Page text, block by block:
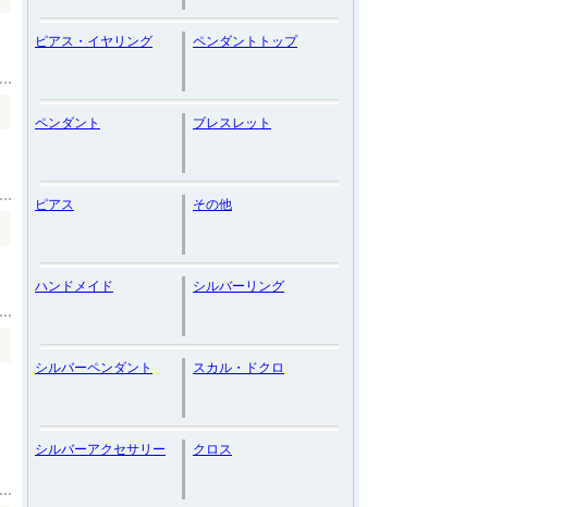
ピアス・イヤリング ペンダントトップ
ペンダント ブレスレット
ピアス その他
ハンドメイド シルバーリング
シルバーペンダント スカル・ドクロ
シルバーアクセサリー クロス